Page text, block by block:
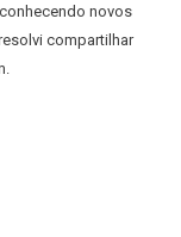
novos
compartilhar